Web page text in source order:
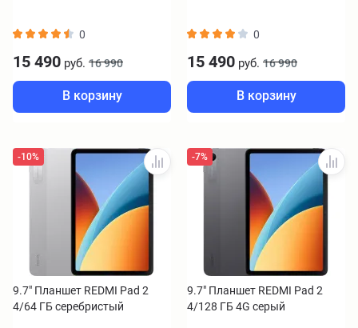
0
15 490 руб. 16 990
В корзину
0
15 490 руб. 16 990
В корзину
-10%
9.7" Планшет REDMI Pad 2
4/64 ГБ серебристый
-7%
9.7" Планшет REDMI Pad 2
4/128 ГБ 4G серый